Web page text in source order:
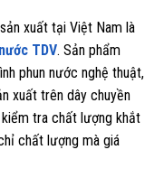
sản xuất tại Việt Nam là
TDV. Sản phẩm
phun nước nghệ thuật,
xuất trên dây chuyền
tra chất lượng khắt
chất lượng mà giá